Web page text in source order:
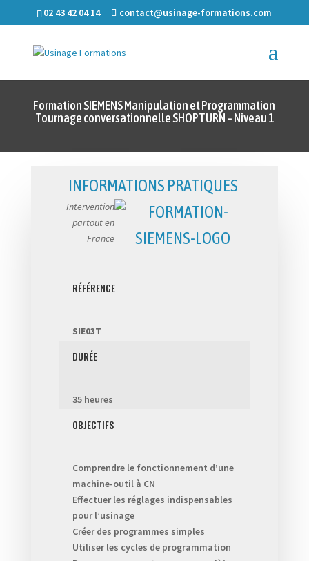
02 43 42 04 14 contact@usinage-formations.com
Formation SIEMENS Manipulation et Programmation
Tournage conversationnelle SHOPTURN – Niveau 1
INFORMATIONS PRATIQUES
Intervention
partout en
France
RÉFÉRENCE
SIE03T
DURÉE
35 heures
OBJECTIFS
Comprendre le fonctionnement d’une
machine-outil à CN
Effectuer les réglages indispensables
pour l’usinage
Créer des programmes simples
Utiliser les cycles de programmation